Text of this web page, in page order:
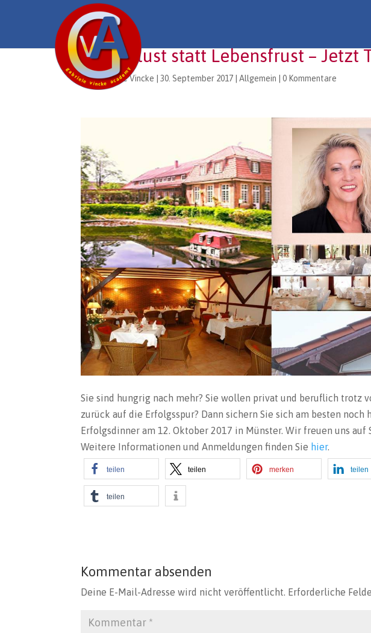
Lebenslust statt Lebensfrust – Jetzt
vonGabriele Vincke |30. September 2017 |Allgemein |0 Kommentare
Sie sind hungrig nach mehr? Sie wollen privat und beruflich trotz
zurück auf die Erfolgsspur? Dann sichern Sie sich am besten
Erfolgsdinner am 12. Oktober 2017 in Münster. Wir freuen uns auf
Weitere Informationen und Anmeldungen finden Sie hier.
teilen teilen merken teilen
teilen
Kommentar absenden
Deine E-Mail-Adresse wird nicht veröffentlicht. Erforderliche